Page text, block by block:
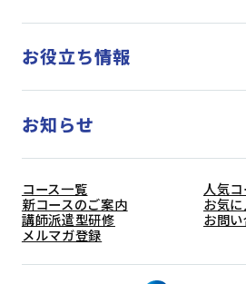
お役立ち情報
お知らせ
コース一覧
人気
新コースのご案内
お気
講師派遣型研修
お問
メルマガ登録